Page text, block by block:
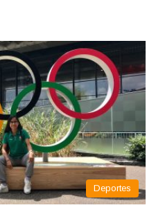
Deportes